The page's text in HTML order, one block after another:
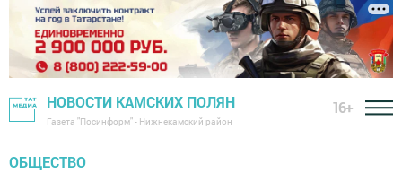
НОВОСТИ КАМСКИХ ПОЛЯН
Газета "Посинформ" - Нижнекамский район
16+
ОБЩЕСТВО